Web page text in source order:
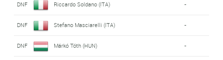
DNF Riccardo Soldano (ITA) -
DNF Stefano Masciarelli (ITA) -
DNF Márkó Tóth (HUN) -